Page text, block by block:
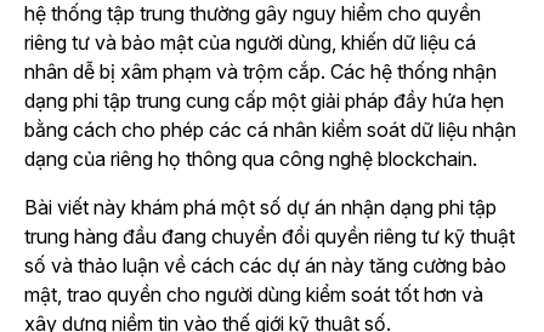
hệ thống tập trung thường gây nguy hiểm cho quyền
riêng tư và bảo mật của người dùng, khiến dữ liệu cá
nhân dễ bị xâm phạm và trộm cắp. Các hệ thống nhận
dạng phi tập trung cung cấp một giải pháp đầy hứa hẹn
bằng cách cho phép các cá nhân kiểm soát dữ liệu nhận
dạng của riêng họ thông qua công nghệ blockchain.
Bài viết này khám phá một số dự án nhận dạng phi tập
trung hàng đầu đang chuyển đổi quyền riêng tư kỹ thuật
số và thảo luận về cách các dự án này tăng cường bảo
mật, trao quyền cho người dùng kiểm soát tốt hơn và
xây dựng niềm tin vào thế giới kỹ thuật số.